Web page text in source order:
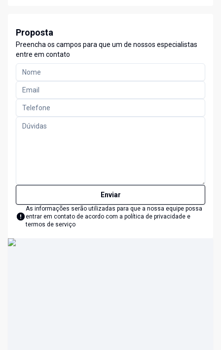
Proposta
Preencha os campos para que um de nossos especialistas
entre em contato
Enviar
As informações serão utilizadas para que a nossa equipe possa
entrar em contato de acordo com a política de privacidade e
termos de serviço